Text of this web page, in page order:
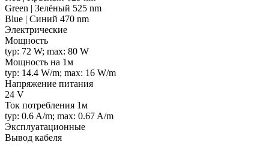
Green | Зелёный 525 nm
Blue | Синий 470 nm
Электрические
Мощность
typ: 72 W; max: 80 W
Мощность на 1м
typ: 14.4 W/m; max: 16 W/m
Напряжение питания
24 V
Ток потребления 1м
typ: 0.6 A/m; max: 0.67 A/m
Эксплуатационные
Вывод кабеля